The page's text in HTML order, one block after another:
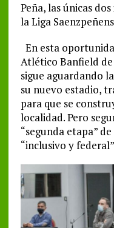
Peña, las únicas
la Liga
En esta
Atlético Banfield
sigue aguardando
su nuevo estadio,
para que se
localidad. Pero
“segunda etapa”
“inclusivo y